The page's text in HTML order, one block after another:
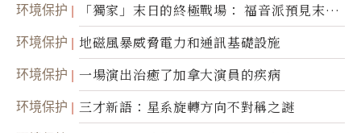
环境保护
「獨家」末日的終極戰場： 福音派預見末
世；希臘僧侶預言以色列的攻擊
环境保护 地磁風暴威脅電力和通訊基礎設施
环境保护 一場演出治癒了加拿大演員的疾病
环境保护 三才新語：星系旋轉方向不對稱之謎